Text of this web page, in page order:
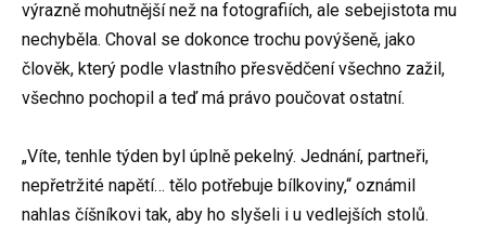
výrazně mohutnější než na fotografiích, ale sebejistota mu
nechyběla. Choval se dokonce trochu povýšeně, jako
člověk, který podle vlastního přesvědčení všechno zažil,
všechno pochopil a teď má právo poučovat ostatní.
„Víte, tenhle týden byl úplně pekelný. Jednání, partneři,
nepřetržité napětí… tělo potřebuje bílkoviny,“ oznámil
nahlas číšníkovi tak, aby ho slyšeli i u vedlejších stolů.